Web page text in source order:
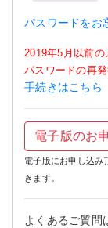
パスワードをお
2019年5月以前
パスワードの再
手続きはこちら
電子版のお
電子版にお申し込み
きます。
よくあるご質問